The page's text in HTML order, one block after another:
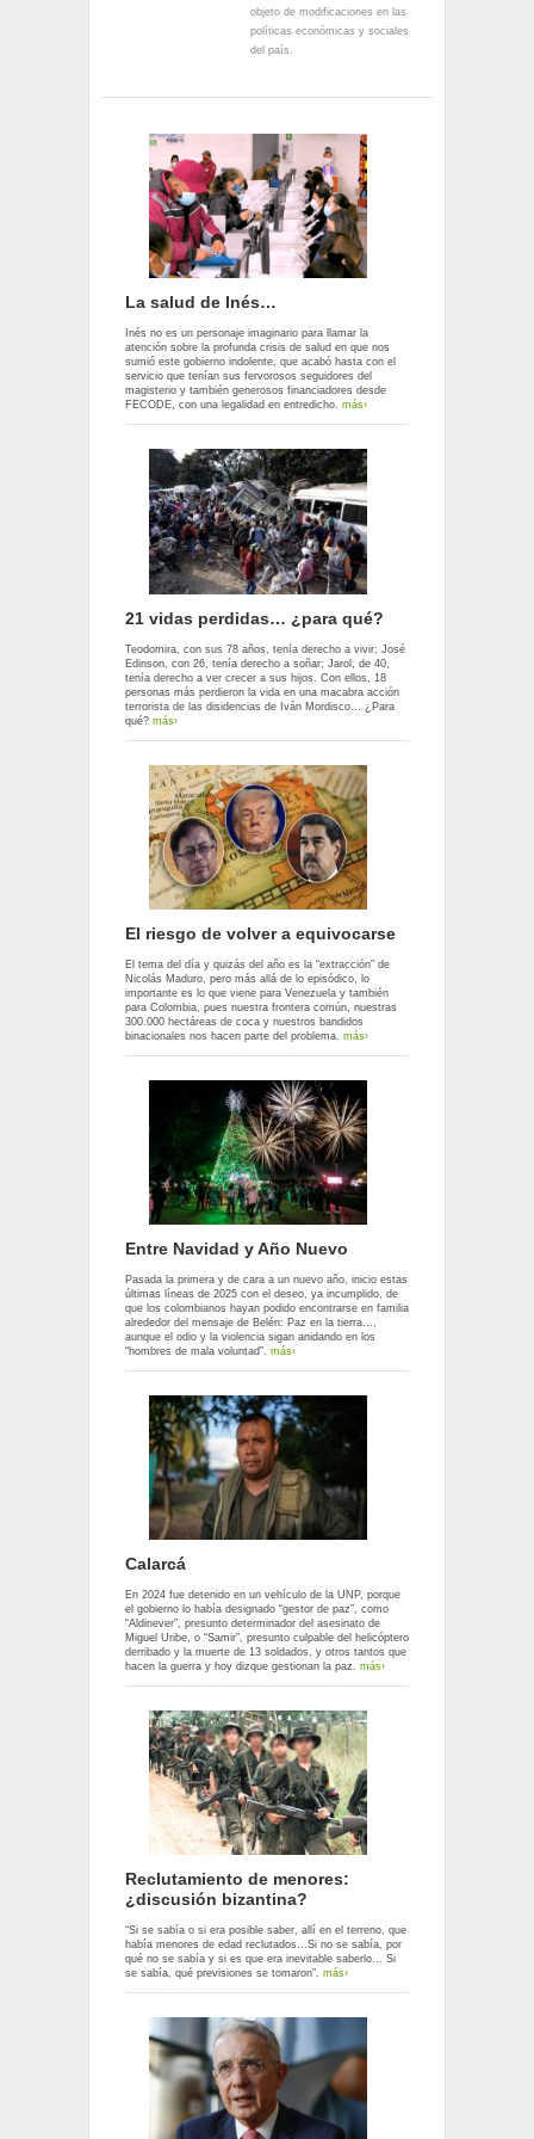
objeto de modificaciones en las
políticas económicas y sociales
del país.
La salud de Inés…
Inés no es un personaje imaginario para llamar la
atención sobre la profunda crisis de salud en que nos
sumió este gobierno indolente, que acabó hasta con el
servicio que tenían sus fervorosos seguidores del
magisterio y también generosos financiadores desde
FECODE, con una legalidad en entredicho. más›
21 vidas perdidas… ¿para qué?
Teodomira, con sus 78 años, tenía derecho a vivir; José
Edinson, con 26, tenía derecho a soñar; Jarol, de 40,
tenía derecho a ver crecer a sus hijos. Con ellos, 18
personas más perdieron la vida en una macabra acción
terrorista de las disidencias de Iván Mordisco… ¿Para
qué? más›
El riesgo de volver a equivocarse
El tema del día y quizás del año es la “extracción” de
Nicolás Maduro, pero más allá de lo episódico, lo
importante es lo que viene para Venezuela y también
para Colombia, pues nuestra frontera común, nuestras
300.000 hectáreas de coca y nuestros bandidos
binacionales nos hacen parte del problema. más›
Entre Navidad y Año Nuevo
Pasada la primera y de cara a un nuevo año, inicio estas
últimas líneas de 2025 con el deseo, ya incumplido, de
que los colombianos hayan podido encontrarse en familia
alrededor del mensaje de Belén: Paz en la tierra…,
aunque el odio y la violencia sigan anidando en los
“hombres de mala voluntad”. más›
Calarcá
En 2024 fue detenido en un vehículo de la UNP, porque
el gobierno lo había designado “gestor de paz”, como
“Aldinever”, presunto determinador del asesinato de
Miguel Uribe, o “Samir”, presunto culpable del helicóptero
derribado y la muerte de 13 soldados, y otros tantos que
hacen la guerra y hoy dizque gestionan la paz. más›
Reclutamiento de menores:
¿discusión bizantina?
“Si se sabía o si era posible saber, allí en el terreno, que
había menores de edad reclutados…Si no se sabía, por
qué no se sabía y si es que era inevitable saberlo... Si
se sabía, qué previsiones se tomaron”. más›